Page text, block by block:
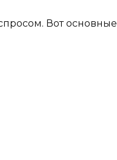
Вот основные